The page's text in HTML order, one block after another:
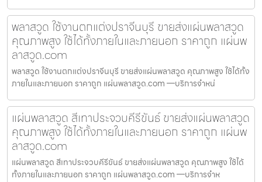
พลาสวูด ใช้งานตกแต่งปราจีนบุรี ขายส่งแผ่นพลาสวูด
คุณภาพสูง ใช้ได้ทั้งภายในและภายนอก ราคาถูก แผ่นพ
ลาสวูด.com
พลาสวูด ใช้งานตกแต่งปราจีนบุรี ขายส่งแผ่นพลาสวูด คุณภาพสูง ใช้ได้ทั้ง
ภายในและภายนอก ราคาถูก แผ่นพลาสวูด.com —บริการจำหน่
แผ่นพลาสวูด สีเทาประจวบคีรีขันธ์ ขายส่งแผ่นพลาสวูด
คุณภาพสูง ใช้ได้ทั้งภายในและภายนอก ราคาถูก แผ่นพ
ลาสวูด.com
แผ่นพลาสวูด สีเทาประจวบคีรีขันธ์ ขายส่งแผ่นพลาสวูด คุณภาพสูง ใช้ได้
ทั้งภายในและภายนอก ราคาถูก แผ่นพลาสวูด.com —บริการจำห